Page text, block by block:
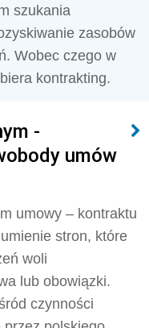
szukania
zasobów
Wobec czego w
kontrakting.
-
umów
umowy – kontraktu
stron, które
woli
lub obowiązki.
czynności